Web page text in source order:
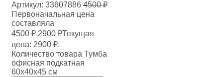
Артикул: 33607886 4500₽
Первоначальная цена
составляла
4500 ₽.2900 ₽Текущая
цена: 2900 ₽.
Количество товара Тумба
офисная подкатная
60х40х45 см